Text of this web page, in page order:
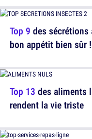
Top 9 des sécrétions
bon appétit bien sûr !
Top 13 des aliments
rendent la vie triste